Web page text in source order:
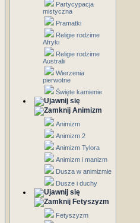
Partycypacja
mistyczna
Pramatki
Religie rodzime
Afryki
Religie rodzime
Australii
Wierzenia
pierwotne
Święte kamienie
Animizm
Animizm
Animizm 2
Animizm Tylora
Animizm i manizm
Dusza w animizmie
Dusze i duchy
Fetyszyzm
Fetyszyzm